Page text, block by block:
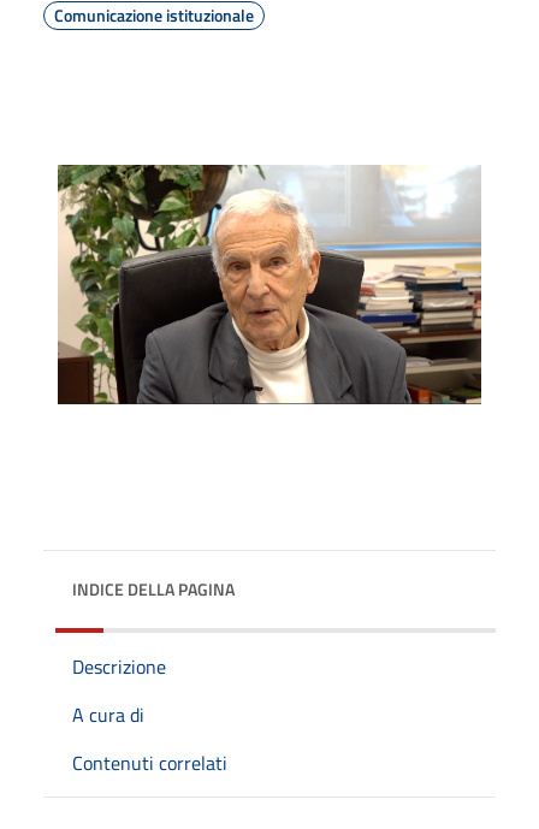
Comunicazione istituzionale
INDICE DELLA PAGINA
Descrizione
A cura di
Contenuti correlati